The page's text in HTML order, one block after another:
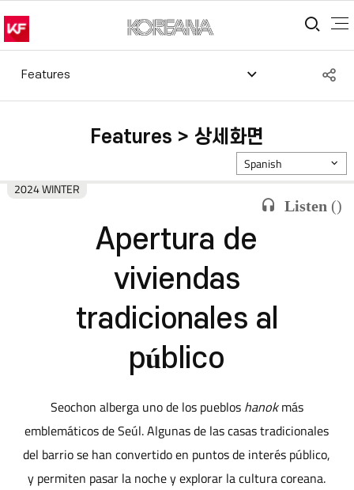
통
Features
Features > 상세화면
Listen ()
2024 WINTER
Spanish
Apertura de
viviendas
tradicionales al
público
Seochon alberga uno de los pueblos hanokmás
emblemáticos de Seúl. Algunas de las casas tradicionales
del barrio se han convertido en puntos de interés público,
y permiten pasar la noche y explorar la cultura coreana.